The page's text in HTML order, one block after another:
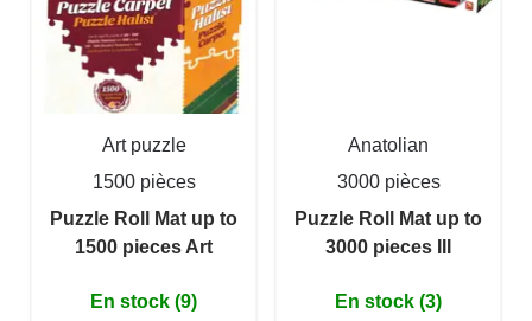
Art puzzle
1500 pièces
Puzzle Roll Mat up to
1500 pieces Art
En stock (9)
Anatolian
3000 pièces
Puzzle Roll Mat up to
3000 pieces III
En stock (3)